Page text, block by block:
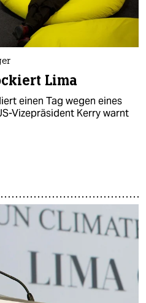
Lima
einen Tag wegen eines
Vizepräsident Kerry warnt